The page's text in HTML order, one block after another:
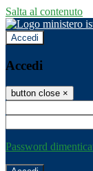
Salta al contenuto
Accedi
Accedi
button close ×
Password